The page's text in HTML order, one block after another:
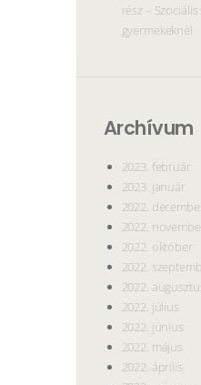
rész –
gyermekeknél
Archívum
2023. február
2023. január
2022.
2022.
2022. október
2022.
2022.
2022. július
2022. június
2022. május
2022. április